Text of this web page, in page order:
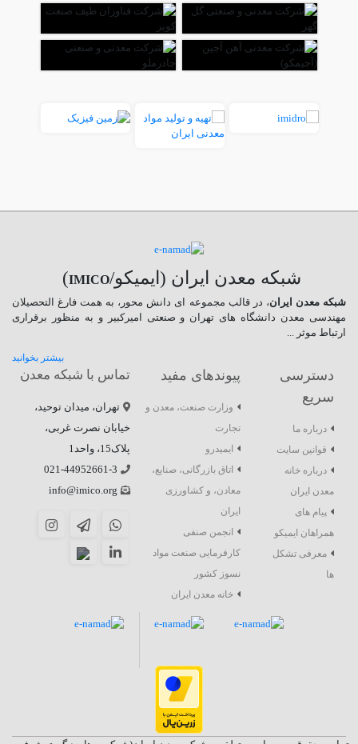
شبکه معدن ایران (ایمیکو/IMICO
)
شبکه معدن ایران، در قالب مجموعه ای دانش محور، به همت فارغ­ التحصیلان
مهندسی معدن دانشگاه ­های تهران و صنعتی امیرکبیر و به منظور برقراری
ارتباط موثر ...
بیشتر بخوانید
دسترسی
سریع
درباره ما
قوانین سایت
درباره خانه
معدن ایران
پیام های
همراهان ایمیکو
معرفی تشکل
ها
پیوندهای مفید
وزارت صنعت، معدن و
تجارت
ایمیدرو
اتاق بازرگانی، صنایع،
معادن، و کشاورزی
ایران
انجمن صنفی
کارفرمایی صنعت مواد
نسوز کشور
خانه معدن ایران
تماس با شبکه معدن
تهران، میدان توحید،
خیابان نصرت غربی،
پلاک15، واحد1
021-44952661-3
info@imico.org